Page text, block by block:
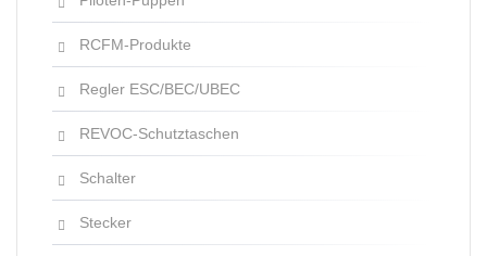
RCFM-Produkte
Regler ESC/BEC/UBEC
REVOC-Schutztaschen
Schalter
Stecker